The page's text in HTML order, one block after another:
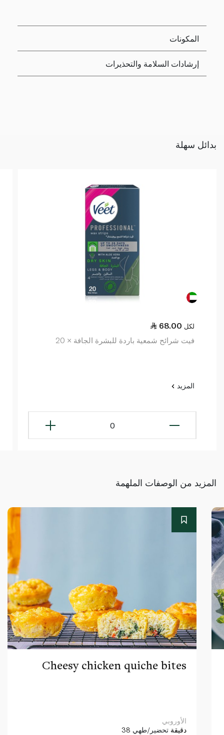
المكونات
إرشادات السلامة والتحذيرات
بدائل سهلة
68.00 لكل
فيت شرائح شمعية باردة للبشرة الجافة × 20
المزيد
0
المزيد من الوصفات الملهمة
Cheesy chicken quiche bites
الأوروبي
38 دقيقة تحضير/طهي